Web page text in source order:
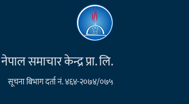
नेपाल समाचार केन्द्र प्रा. लि.
सूचना बिभाग दर्ता नं. ४६४-२०७४/०७५